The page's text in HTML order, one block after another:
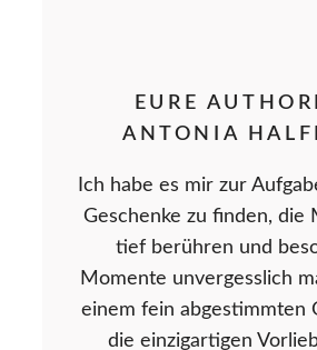
EURE
ANTONIA
Ich habe es mir zur
Geschenke zu finden, die
tief berühren und
Momente unvergesslich
einem fein abgestimmten
die einzigartigen